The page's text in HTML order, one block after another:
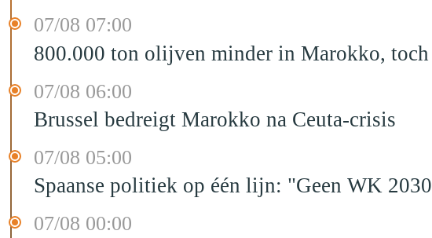
07/08 07:00
800.000 ton olijven minder in Marokko, toch
07/08 06:00
Brussel bedreigt Marokko na Ceuta-crisis
07/08 05:00
Spaanse politiek op één lijn: "Geen WK
07/08 00:00